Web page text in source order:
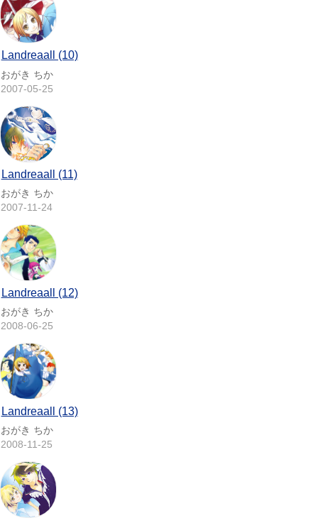
Landreaall (10)
おがき ちか
2007-05-25
Landreaall (11)
おがき ちか
2007-11-24
Landreaall (12)
おがき ちか
2008-06-25
Landreaall (13)
おがき ちか
2008-11-25